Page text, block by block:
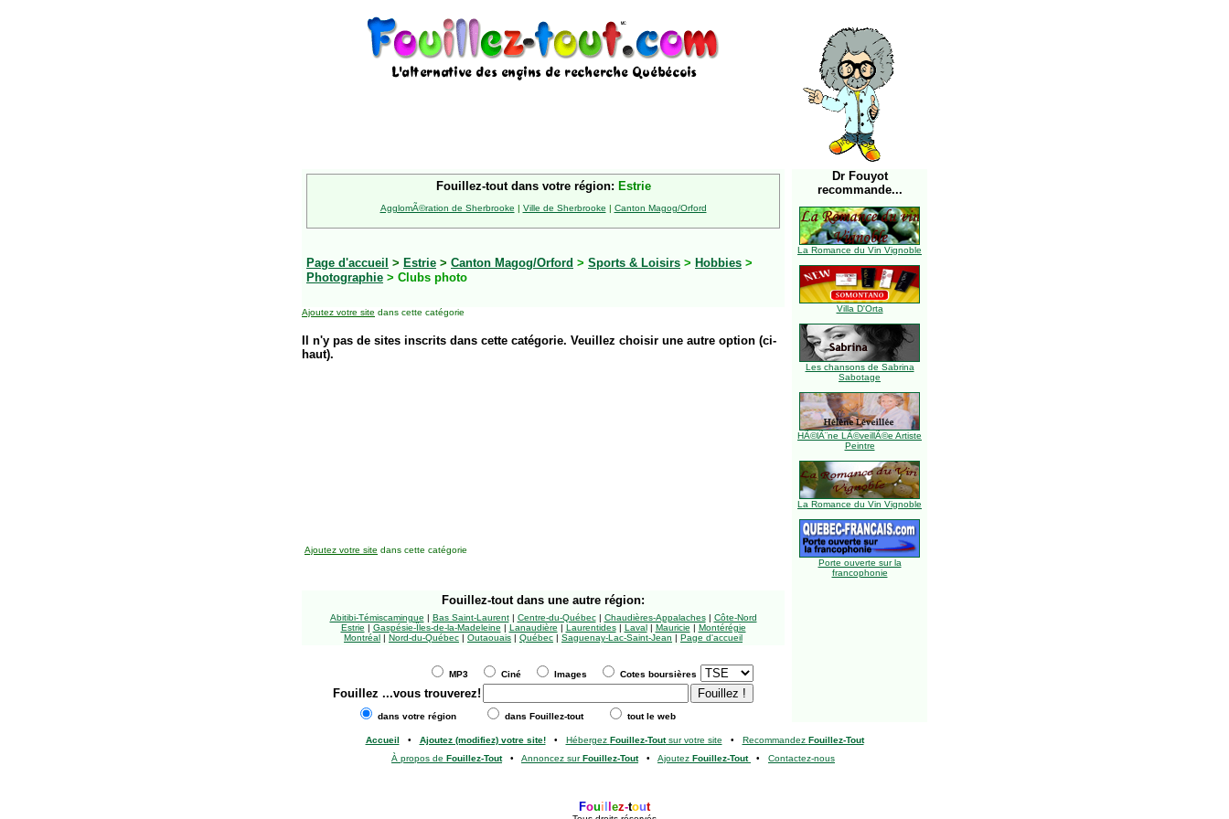
Fouillez-tout dans votre région: Estrie
AgglomÃ©ration de Sherbrooke | Ville de Sherbrooke | Canton Magog/Orford
Page d'accueil > Estrie > Canton Magog/Orford > Sports & Loisirs > Hobbies >
Photographie > Clubs photo
Ajoutez votre site dans cette catégorie
Il n'y pas de sites inscrits dans cette catégorie. Veuillez choisir une autre option (ci-
haut).
Dr Fouyot
recommande...
La Romance du Vin Vignoble
Villa D'Orta
Les chansons de Sabrina
Sabotage
HÃ©lÃ¨ne LÃ©veillÃ©e Artiste
Peintre
La Romance du Vin Vignoble
Porte ouverte sur la
francophonie
Ajoutez votre site dans cette catégorie
Fouillez-tout dans une autre région:
Abitibi-Témiscamingue | Bas Saint-Laurent| Centre-du-Québec| Chaudières-Appalaches| Côte-Nord
Estrie | Gaspésie-Îles-de-la-Madeleine | Lanaudière | Laurentides| Laval| Mauricie | Montérégie
Montréal | Nord-du-Québec | Outaouais | Québec | Saguenay-Lac-Saint-Jean | Page d'accueil
MP3 Ciné Images Cotes boursières
Fouillez ...vous trouverez!
dans votre région dans Fouillez-tout tout le web
Accueil • Ajoutez (modifiez) votre site!• Hébergez Fouillez-Toutsur votre site • Recommandez Fouillez-Tout
À propos de Fouillez-Tout• Annoncez surFouillez-Tout• Ajoutez Fouillez-Tout • Contactez-nous
Foui ez-tout